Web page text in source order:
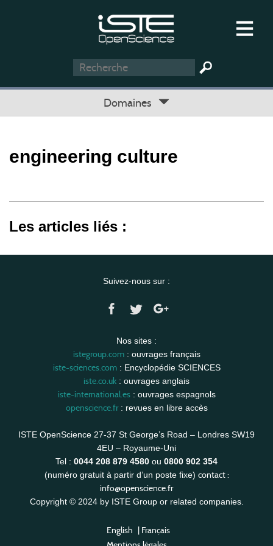
Domaines
engineering culture
Les articles liés :
Suivez-nous sur :
Nos sites :
istegroup.com: ouvrages français
iste-sciences.com: Encyclopédie SCIENCES
iste.co.uk : ouvrages anglais
iste-international.es: ouvrages espagnols
openscience.fr: revues en libre accès
ISTE OpenScience 27-37 St George’s Road – Londres SW19
4EU – Royaume-Uni
Tel : 0044 208 879 4580 ou 0800 902 354
(numéro gratuit à partir d’un poste fixe) contact :
info@openscience.fr
Copyright © 2024 by ISTE Group or related companies.
English | Français